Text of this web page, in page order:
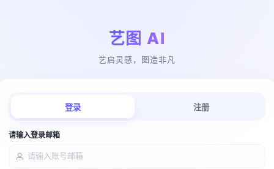
艺图 AI
艺启灵感，图造非凡
登录 注册
请输入登录邮箱